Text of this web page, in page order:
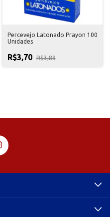
Percevejo Latonado Prayon 100
Unidades
R$3,70 R$3,89